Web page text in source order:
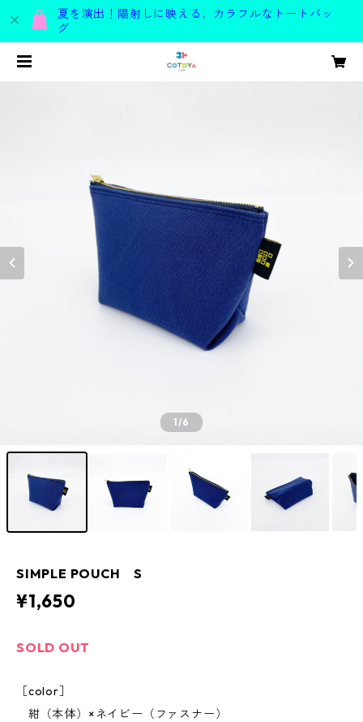
夏を演出！陽射しに映える、カラフルなトートバッ
グ
1/6
SIMPLE POUCH S
¥1,650
SOLD OUT
［color］
紺（本体）×ネイビー（ファスナー）